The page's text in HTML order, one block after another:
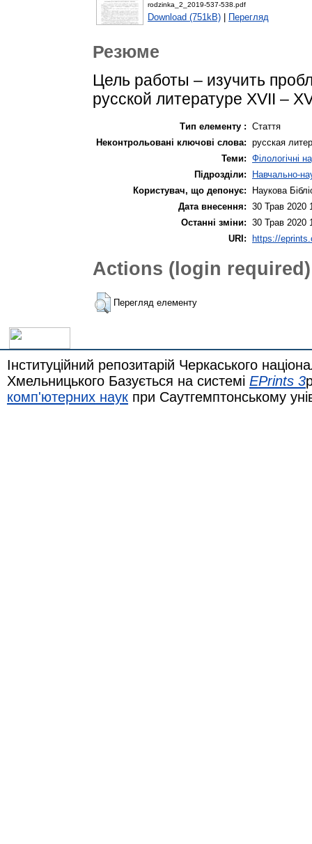
rodzinka_2_2019-537-538.pdf
Download (751kB) Перегляд
Резюме
Цель работы – изучить
русской литературе XVII –
Тип елементу : Стаття
Неконтрольовані ключові слова: русская
Теми: Філологічні
Підрозділи:
Навчально-
Користувач, що депонує:
Наукова
Дата внесення: 30 Трав 2020
Останні зміни: 30 Трав 2020
URI: https://
Actions (login required)
Перегляд елементу
Інституційний репозитарій Черкаського
Хмельницького Базується на системі EPrints 3
комп'ютерних наук при Саутгемптонському